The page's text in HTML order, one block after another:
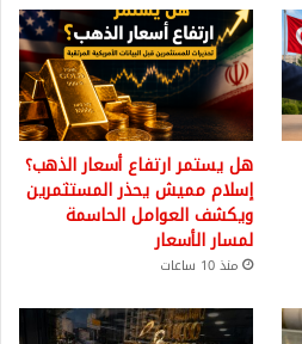
هل يستمر ارتفاع أسعار الذهب؟
إسلام مميش يحذر المستثمرين
ويكشف العوامل الحاسمة
لمسار الأسعار
منذ 10 ساعات